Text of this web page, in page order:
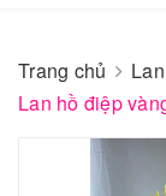
Trang chủ
Lan hồ điệp